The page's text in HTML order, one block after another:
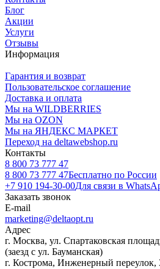
Блог
Акции
Услуги
Отзывы
Информация
Гарантия и возврат
Пользовательское соглашение
Доставка и оплата
Мы на WILDBERRIES
Мы на OZON
Мы на ЯНДЕКС МАРКЕТ
Переход на deltawebshop.ru
Контакты
8 800 73 777 47
8 800 73 777 47Бесплатно по России
+7 910 194-30-00Для связи в
Заказать звонок
E-mail
marketing@deltaopt.ru
Адрес
г. Москва, ул. Спартаковская
(заезд с ул. Бауманская)
г. Кострома, Инженерный переулок,